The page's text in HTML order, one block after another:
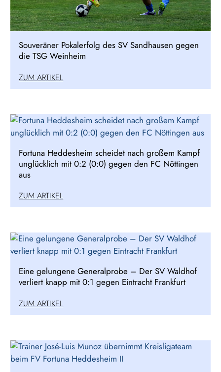
Souveräner Pokalerfolg des SV Sandhausen gegen
die TSG Weinheim
ZUM ARTIKEL
Fortuna Heddesheim scheidet nach großem Kampf
unglücklich mit 0:2 (0:0) gegen den FC Nöttingen
aus
ZUM ARTIKEL
Eine gelungene Generalprobe – Der SV Waldhof
verliert knapp mit 0:1 gegen Eintracht Frankfurt
ZUM ARTIKEL